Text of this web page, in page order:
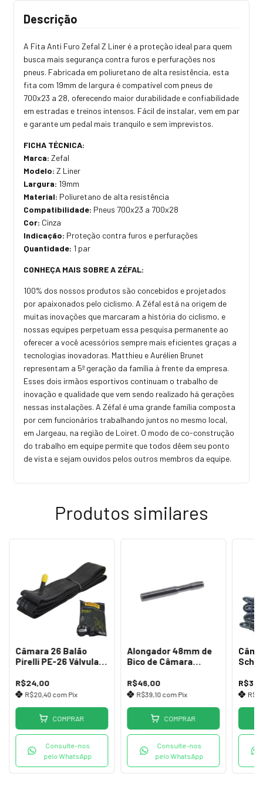
Descrição
A Fita Anti Furo Zefal Z Liner é a proteção ideal para quem
busca mais segurança contra furos e perfurações nos
pneus. Fabricada em poliuretano de alta resistência, esta
fita com 19mm de largura é compatível com pneus de
700x23 a 28, oferecendo maior durabilidade e confiabilidade
em estradas e treinos intensos. Fácil de instalar, vem em par
e garante um pedal mais tranquilo e sem imprevistos.
FICHA TÉCNICA:
Marca: Zefal
Modelo: Z Liner
Largura: 19mm
Material: Poliuretano de alta resistência
Compatibilidade: Pneus 700x23 a 700x28
Cor: Cinza
Indicação: Proteção contra furos e perfurações
Quantidade: 1 par
CONHEÇA MAIS SOBRE A ZÉFAL:
100% dos nossos produtos são concebidos e projetados
por apaixonados pelo ciclismo. A Zéfal está na origem de
muitas inovações que marcaram a história do ciclismo, e
nossas equipes perpetuam essa pesquisa permanente ao
oferecer a você acessórios sempre mais eficientes graças a
tecnologias inovadoras. Matthieu e Aurélien Brunet
representam a 5ª geração da família à frente da empresa.
Esses dois irmãos esportivos continuam o trabalho de
inovação e qualidade que vem sendo realizado há gerações
nessas instalações. A Zéfal é uma grande família composta
por cem funcionários trabalhando juntos no mesmo local,
em Jargeau, na região de Loiret. O modo de co-construção
do trabalho em equipe permite que todos dêem seu ponto
de vista e sejam ouvidos pelos outros membros da equipe.
Produtos similares
Câmara 26 Balão
Pirelli PE-26 Válvula
R$24,00
R$20,40 com Pix
COMPRAR
Consulte-nos
pelo WhatsApp
Alongador 48mm de
Bico de Câmara
R$46,00
R$39,10 com Pix
COMPRAR
Consulte-nos
pelo WhatsApp